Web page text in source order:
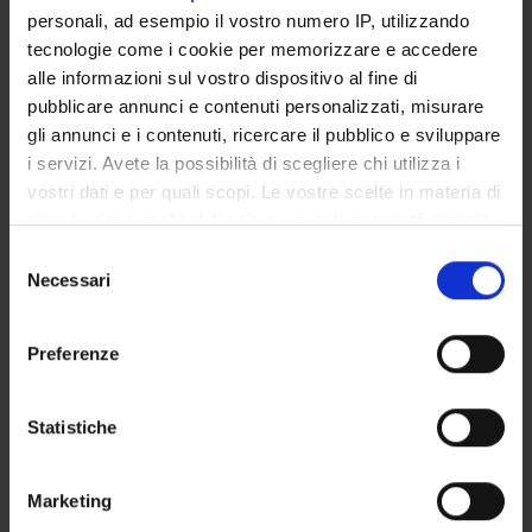
personali, ad esempio il vostro numero IP, utilizzando
tecnologie come i cookie per memorizzare e accedere
alle informazioni sul vostro dispositivo al fine di
pubblicare annunci e contenuti personalizzati, misurare
gli annunci e i contenuti, ricercare il pubblico e sviluppare
i servizi. Avete la possibilità di scegliere chi utilizza i
vostri dati e per quali scopi. Le vostre scelte in materia di
privacy sono applicabili solo su questa proprietà digitale
modificare o revocare il proprio consenso in qualsiasi
momento dalla Dichiarazione sui cookie o facendo clic
raccogliere informazioni sulla tua posizione
geografica, con un'approssimazione di qualche
Identificare il tuo dispositivo, scansionandolo
delNecessari
Preferenze
Statistiche
Marketing
Azienda ULSS 6 Vicenza - Regione Veneto
Finanziamento:assegnato e gestito dal Dipartimento
PARTECIPANTI AL PROGETTO
Gianfranco Dalle Pezze
Morena Nicolis
Tecnico-Amministrativo
Microbiology (DBT)